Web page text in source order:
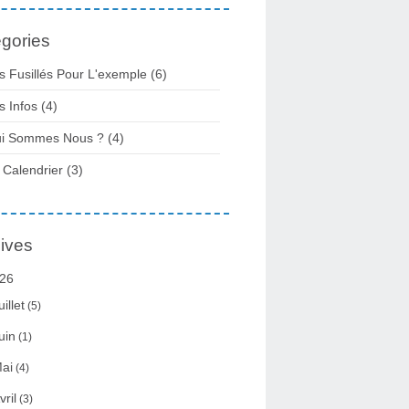
Fusillés Pour L'exemple (6)
Infos (4)
Sommes Nous ? (4)
Calendrier (3)
(5)
(1)
(4)
(3)